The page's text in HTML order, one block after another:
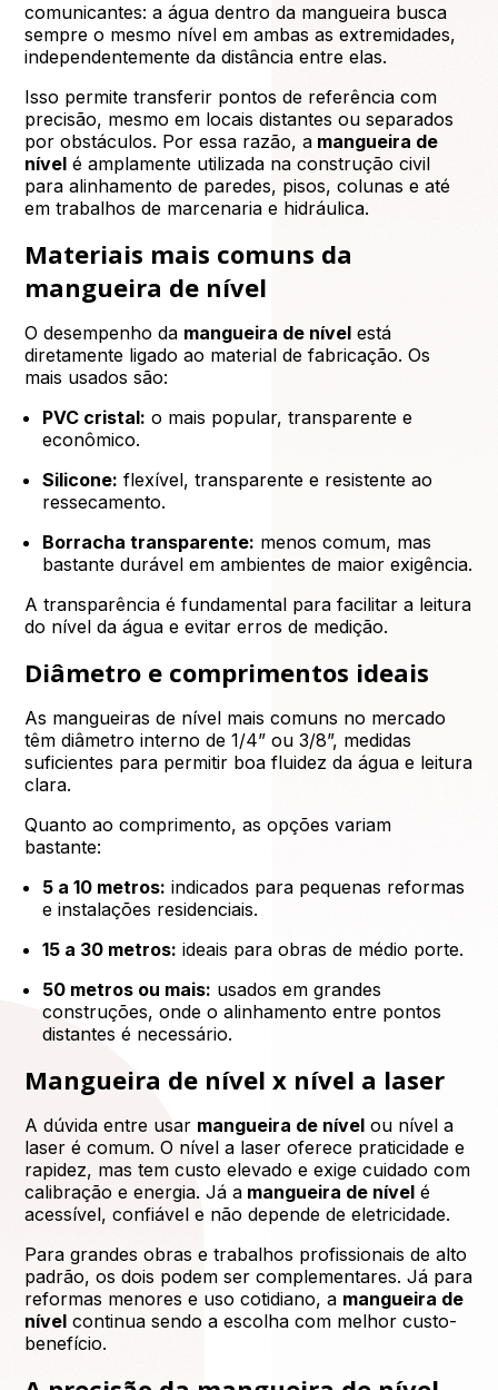
comunicantes: a água dentro da mangueira busca
sempre o mesmo nível em ambas as extremidades,
independentemente da distância entre elas.
Isso permite transferir pontos de referência com
precisão, mesmo em locais distantes ou separados
por obstáculos. Por essa razão, a mangueira de
nível é amplamente utilizada na construção civil
para alinhamento de paredes, pisos, colunas e até
em trabalhos de marcenaria e hidráulica.
Materiais mais comuns da
mangueira de nível
O desempenho da mangueira de nível está
diretamente ligado ao material de fabricação. Os
mais usados são:
PVC cristal: o mais popular, transparente e
econômico.
Silicone: flexível, transparente e resistente ao
ressecamento.
Borracha transparente: menos comum, mas
bastante durável em ambientes de maior exigência.
A transparência é fundamental para facilitar a leitura
do nível da água e evitar erros de medição.
Diâmetro e comprimentos ideais
As mangueiras de nível mais comuns no mercado
têm diâmetro interno de 1/4” ou 3/8”, medidas
suficientes para permitir boa fluidez da água e leitura
clara.
Quanto ao comprimento, as opções variam
bastante:
5 a 10 metros: indicados para pequenas reformas
e instalações residenciais.
15 a 30 metros: ideais para obras de médio porte.
50 metros ou mais: usados em grandes
construções, onde o alinhamento entre pontos
distantes é necessário.
Mangueira de nível x nível a laser
A dúvida entre usar mangueira de nível ou nível a
laser é comum. O nível a laser oferece praticidade e
rapidez, mas tem custo elevado e exige cuidado com
calibração e energia. Já a mangueira de nível é
acessível, confiável e não depende de eletricidade.
Para grandes obras e trabalhos profissionais de alto
padrão, os dois podem ser complementares. Já para
reformas menores e uso cotidiano, a mangueira de
nível continua sendo a escolha com melhor custo-
benefício.